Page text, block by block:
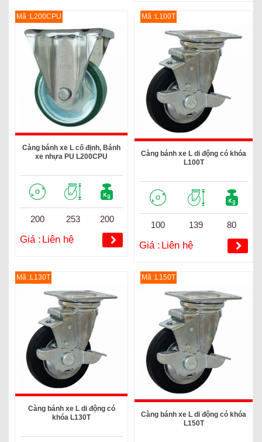
Mã :L200CPU
Càng bánh xe L cố định, Bánh
xe nhựa PU L200CPU
200 253 200
Giá : Liên hệ
Mã :L100T
Càng bánh xe L di động có khóa
L100T
100 139 80
Giá : Liên hệ
Mã :L130T
Càng bánh xe L di động có
khóa L130T
Mã :L150T
Càng bánh xe L di động có khóa
L150T